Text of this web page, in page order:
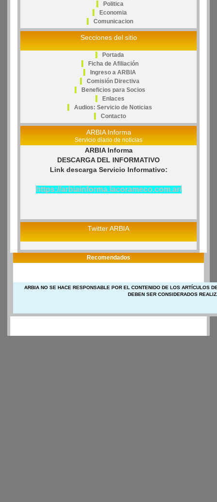
Politica
Economia
Comunicacion
Secciones del sitio
Portada
Ficha de Afiliación
Ingreso a ARBIA
Comisión Directiva
Beneficios para Socios
Enlaces
Audios: Servicio de Noticias
Contacto
ARBIA Informa
Servicio diario de noticias
ARBIA Informa
DESCARGA DEL INFORMATIVO
Link descarga Servicio Informativo:
https://arbiainforma.lacorameco.com.ar/
Twitter ARBIA
Recomendados
ARBIA NO SE HACE RESPONSABLE POR EL CONTENIDO DE LOS ARTÍCULOS
DEBEN SER CONSIDERADOS